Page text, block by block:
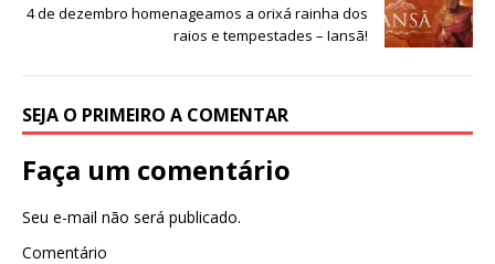
4 de dezembro homenageamos a orixá rainha dos
raios e tempestades – Iansã!
SEJA O PRIMEIRO A COMENTAR
Faça um comentário
Seu e-mail não será publicado.
Comentário